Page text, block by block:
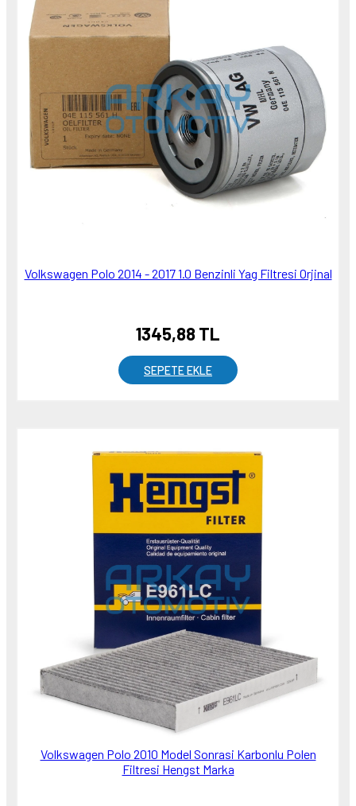
Volkswagen Polo 2014 - 2017 1.0 Benzinli Yag Filtresi Orjinal
1345,88 TL
SEPETE EKLE
Volkswagen Polo 2010 Model Sonrasi Karbonlu Polen
Filtresi Hengst Marka